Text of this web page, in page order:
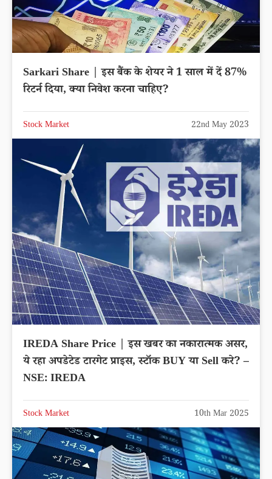
Sarkari Share | इस बैंक के शेयर ने 1 साल में दें 87%
रिटर्न दिया, क्या निवेश करना चाहिए?
Stock Market 22nd May 2023
IREDA Share Price | इस खबर का नकारात्मक असर,
ये रहा अपडेटेड टारगेट प्राइस, स्टॉक BUY या Sell करे? –
NSE: IREDA
Stock Market 10th Mar 2025